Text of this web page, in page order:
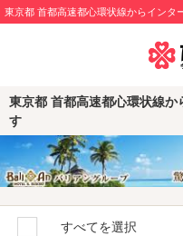
東京都 首都高速都心環状線からインタ
東京都 首都高速都心環状線
す
すべてを選択